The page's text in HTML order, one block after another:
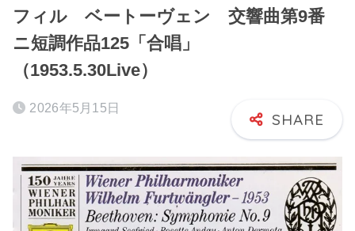
フィル ベートーヴェン 交響曲第9番
ニ短調作品125「合唱」
（1953.5.30Live）
2026年5月15日